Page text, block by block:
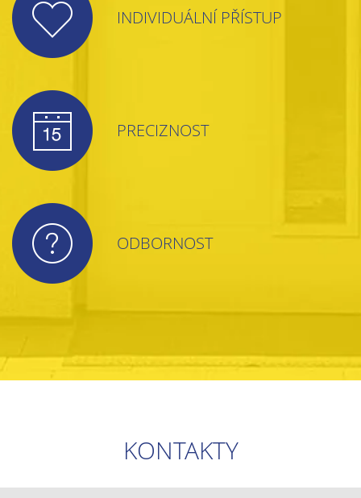
INDIVIDUÁLNÍ PŘÍSTUP
PRECIZNOST
ODBORNOST
KONTAKTY